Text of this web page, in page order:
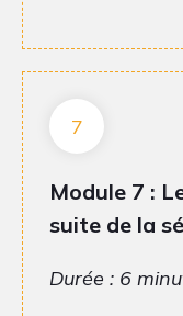
7
Module 7 :
suite de la
Durée : 6